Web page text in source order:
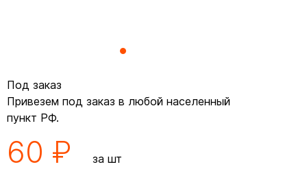
Под заказ
Привезем под заказ в любой населенный
пункт РФ.
60 ₽ за шт